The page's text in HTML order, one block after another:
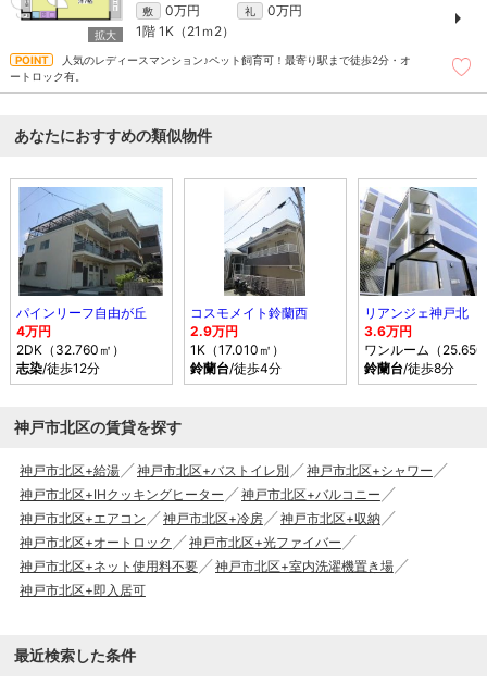
敷 0万円 礼
0万円
1階 1K（21ｍ 2）
人気のレディースマンション♪ペット飼育可！最寄り駅まで徒歩2分・オ
ートロック有。
あなたにおすすめの類似物件
パインリーフ自由が丘
4万円
2DK（32.760㎡）
志染/徒歩12分
コスモメイト鈴蘭西
2.9万円
1K（17.010㎡）
鈴蘭台/徒歩4分
リアンジェ神戸北
3.6万円
ワンルーム（
鈴蘭台/徒歩8分
神戸市北区の賃貸を探す
神戸市北区+給湯 神戸市北区+バストイレ別
神戸市北区+シャワー
神戸市北区+IHクッキングヒーター
神戸市北区+バルコニー
神戸市北区+エアコン
神戸市北区+冷房
神戸市北区+収納
神戸市北区+オートロック
神戸市北区+光ファイバー
神戸市北区+ネット使用料不要
神戸市北区+室内洗濯機置き場
神戸市北区+即入居可
最近検索した条件